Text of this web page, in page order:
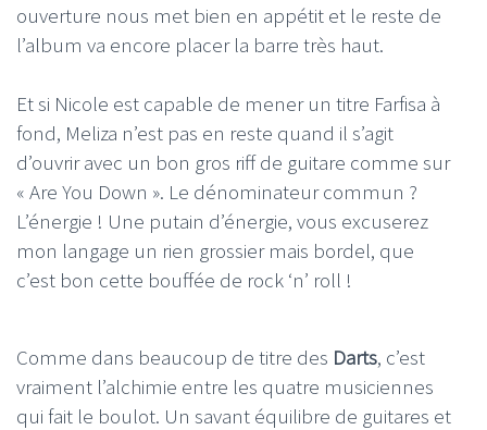
ouverture nous met bien en appétit et le reste de
l’album va encore placer la barre très haut.
Et si Nicole est capable de mener un titre Farfisa à
fond, Meliza n’est pas en reste quand il s’agit
d’ouvrir avec un bon gros riff de guitare comme sur
« Are You Down ». Le dénominateur commun ?
L’énergie ! Une putain d’énergie, vous excuserez
mon langage un rien grossier mais bordel, que
c’est bon cette bouffée de rock ‘n’ roll !
Comme dans beaucoup de titre des Darts, c’est
vraiment l’alchimie entre les quatre musiciennes
qui fait le boulot. Un savant équilibre de guitares et